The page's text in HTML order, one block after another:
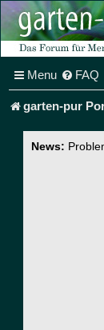
Menu FAQ
garten-pur
News: